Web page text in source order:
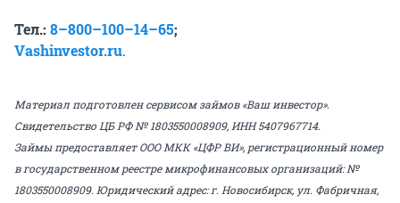
Тел.: 8–800–100–14–65;
Vashinvestor.ru.
Материал подготовлен сервисом займов «Ваш инвестор».
Свидетельство ЦБ РФ№ 1803550008909,ИНН 5407967714.
Займы предоставляет ООО МКК «ЦФР ВИ», регистрационный номер
в государственном реестре микрофинансовых организаций: №
1803550008909. Юридический адрес: г. Новосибирск, ул. Фабричная,